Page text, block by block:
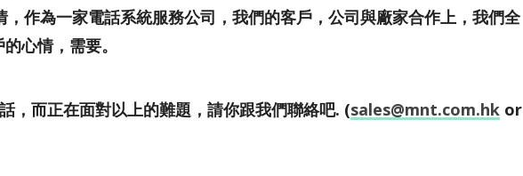
作為一家電話系統服務公司，我們的客戶，公司與廠家合作上，我們全
心情，需要。
，而正在面對以上的難題，請你跟我們聯絡吧. (sales@mnt.com.hk or